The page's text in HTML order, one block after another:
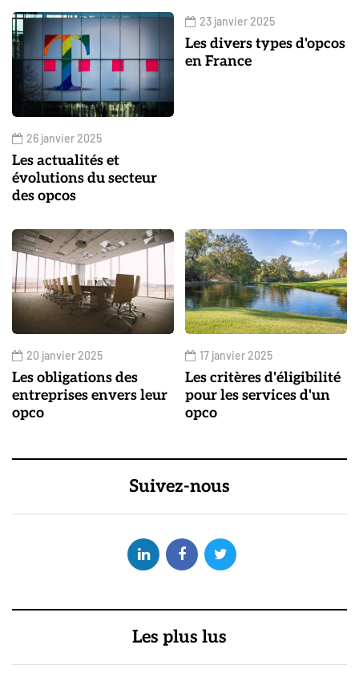
26 janvier 2025
Les actualités et
évolutions du secteur
des opcos
23 janvier 2025
Les divers types d'opcos
en France
20 janvier 2025
Les obligations des
entreprises envers leur
opco
17 janvier 2025
Les critères d'éligibilité
pour les services d'un
opco
Suivez-nous
Les plus lus